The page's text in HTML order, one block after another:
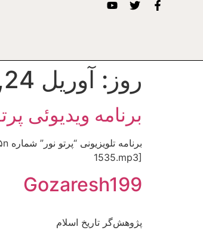
روز: آوریل 24, 2019
برنامه ویدیوئى
1535.mp3]
Gozaresh199
پژوهش‌گر تاریخ اسلام